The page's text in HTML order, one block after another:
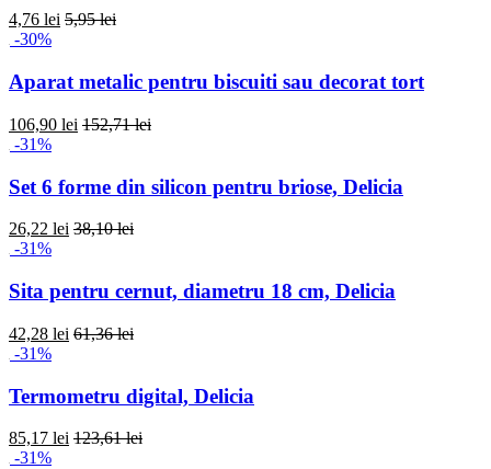
4,76 lei 5,95 lei
-30%
Aparat metalic pentru biscuiti sau decorat tort
106,90 lei 152,71 lei
-31%
Set 6 forme din silicon pentru briose, Delicia
26,22 lei 38,10 lei
-31%
Sita pentru cernut, diametru 18 cm, Delicia
42,28 lei 61,36 lei
-31%
Termometru digital, Delicia
85,17 lei 123,61 lei
-31%